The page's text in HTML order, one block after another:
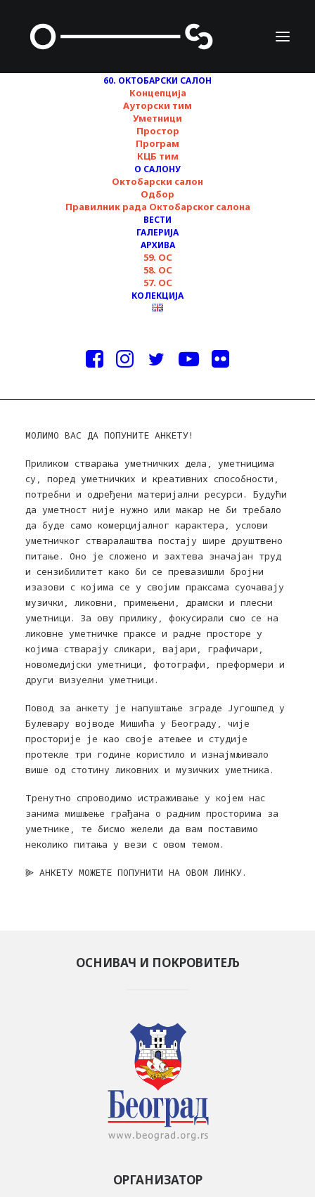
60. ОКТОБАРСКИ САЛОН
Концепција
Ауторски тим
Уметници
Простор
Програм
КЦБ тим
О САЛОНУ
Октобарски салон
Одбор
Правилник рада Октобарског салона
ВЕСТИ
ГАЛЕРИЈА
АРХИВА
59. ОС
58. ОС
57. ОС
КОЛЕКЦИЈА
Простори за рад ▪︎
Анкета ▪︎ 60.
Октобарски салон
04/11/2024
МОЛИМО ВАС ДА ПОПУНИТЕ АНКЕТУ!
Приликом стварања уметничких дела, уметницима
су, поред уметничких и креативних способности,
потребни и одређени материјални ресурси. Будући
да уметност није нужно или макар не би требало
да буде само комерцијалног карактера, услови
уметничког стваралаштва постају шире друштвено
питање. Оно је сложено и захтева значајан труд
и сензибилитет како би се превазишли бројни
изазови с којима се у својим праксама суочавају
музички, ликовни, примењени, драмски и плесни
уметници. За ову прилику, фокусирали смо се на
ликовне уметничке праксе и радне просторе у
којима стварају сликари, вајари, графичари,
новомедијски уметници, фотографи, преформери и
други визуелни уметници.
Повод за анкету је напуштање зграде Југошпед у
Булевару војводе Мишића у Београду, чије
просторије је као своје атељее и студије
протекле три године користило и изнајмљивало
више од стотину ликовних и музичких уметника.
Тренутно спроводимо истраживање у којем нас
занима мишљење грађана о радним просторима за
уметнике, те бисмо желели да вам поставимо
неколико питања у вези с овом темом.
⫸ AНКЕТУ МОЖЕТЕ ПОПУНИТИ НА ОВОМ ЛИНКУ.
ОСНИВАЧ И ПОКРОВИТЕЉ
ОРГАНИЗАТОР